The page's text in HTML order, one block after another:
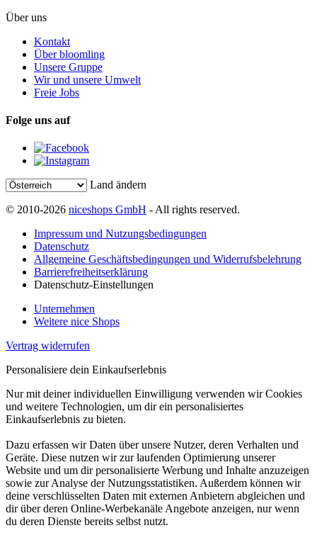
Über uns
Kontakt
Über bloomling
Unsere Gruppe
Wir und unsere Umwelt
Freie Jobs
Folge uns auf
Land ändern
© 2010-2026 niceshops GmbH - All rights reserved.
Impressum und Nutzungsbedingungen
Datenschutz
Allgemeine Geschäftsbedingungen und Widerrufsbelehrung
Barrierefreiheitserklärung
Datenschutz-Einstellungen
Unternehmen
Weitere nice Shops
Vertrag widerrufen
Personalisiere dein Einkaufserlebnis
Nur mit deiner individuellen Einwilligung verwenden wir Cookies
und weitere Technologien, um dir ein personalisiertes
Einkaufserlebnis zu bieten.
Dazu erfassen wir Daten über unsere Nutzer, deren Verhalten und
Geräte. Diese nutzen wir zur laufenden Optimierung unserer
Website und um dir personalisierte Werbung und Inhalte anzuzeigen
sowie zur Analyse der Nutzungsstatistiken. Außerdem können wir
deine verschlüsselten Daten mit externen Anbietern abgleichen und
dir über deren Online-Werbekanäle Angebote anzeigen, nur wenn
du deren Dienste bereits selbst nutzt.